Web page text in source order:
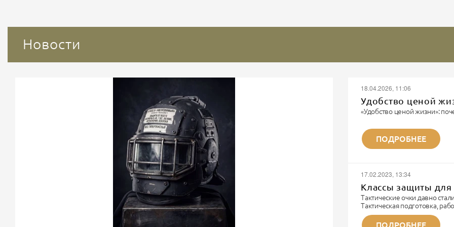
Новости
18.04.2026, 11:06
Удобство ценой
«Удобство ценой жизни»:
Записки военного
«Я видел многое. Но каждый
не забывается. Потому что
ПОДРОБНЕЕ
17.02.2023, 13:34
Классы защиты для
Тактические очки давно
Тактическая подготовка,
технике и непосредственно
тактические очки.
ПОДРОБНЕЕ